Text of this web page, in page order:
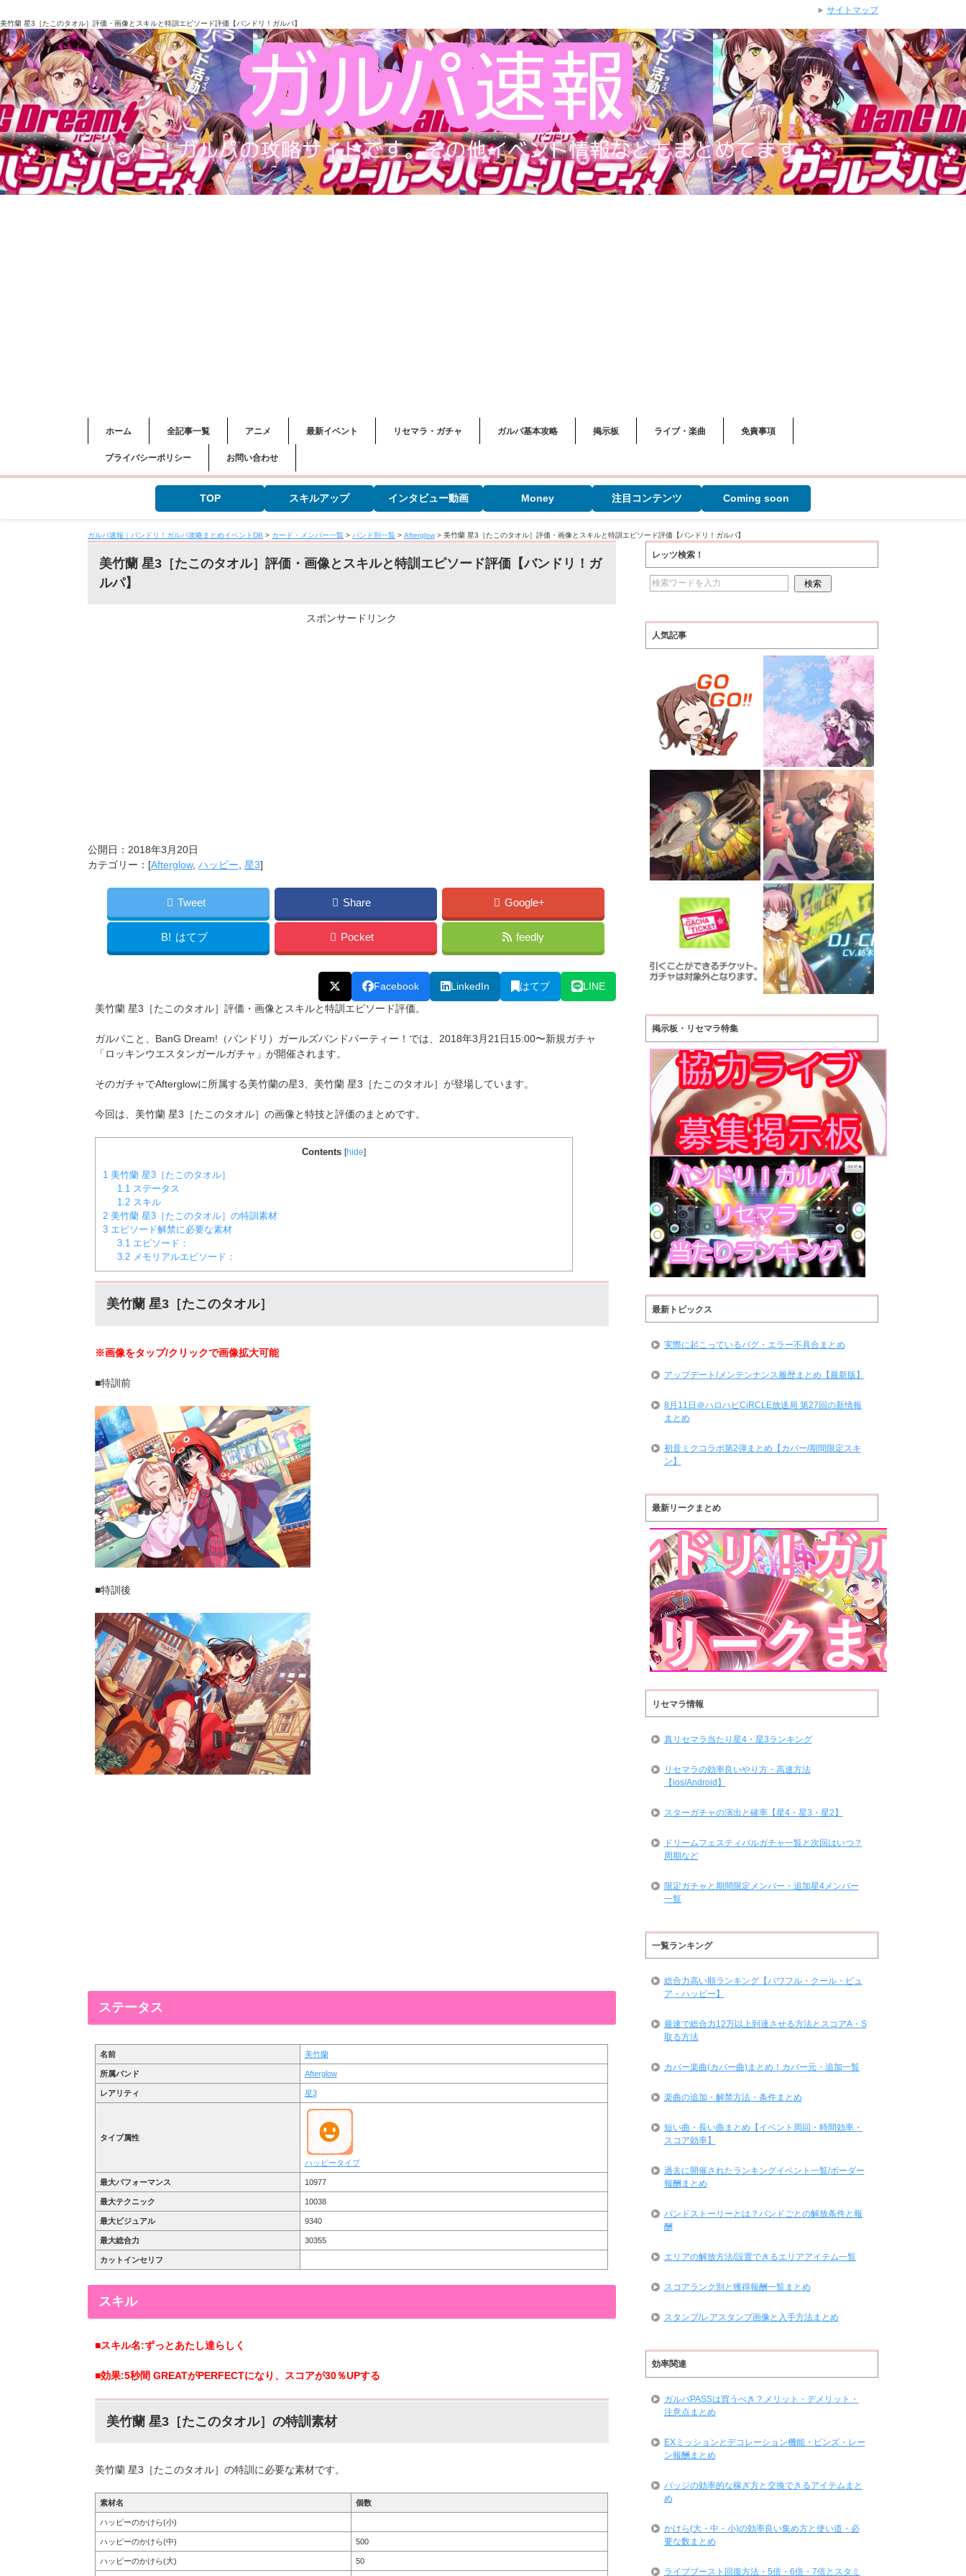
美竹蘭 星3［たこのタオル］評価・画像とスキルと特訓エピソード評価【バンドリ！ガルパ】
ホーム 全記事一覧 アニメ 最新イベント リセマラ・ガチャ ガルパ基本攻略 掲示板 ライブ・楽曲 免責事項
プライバシーポリシー お問い合わせ
TOP スキルアップ インタビュー動画 Money 注目コンテンツ Coming soon
ガルパ速報｜バンドリ！ガルパ攻略まとめイベントDB > カード・メンバー一覧 > バンド別一覧 > Afterglow > 美竹蘭 星3［たこのタオル］評価・画像とスキルと特訓エピソード評価【バンドリ！ガルパ】
美竹蘭 星3［たこのタオル］評価・画像とスキルと特訓エピソード評価【バンドリ！ガ
ルパ】
スポンサードリンク
公開日： 2018年3月20日
カテゴリー：[Afterglow, ハッピー 星3]
Tweet Share Google+
B! はてブ Pocket feedly
Facebook LinkedIn はてブ
LINE
美竹蘭 星3［たこのタオル］評価・画像とスキルと特訓エピソード評価。
ガルパこと、BanG Dream!（バンドリ）ガールズバンドパーティー！では、2018年3月21日15:00〜新規ガチャ
「ロッキンウエスタンガールガチャ」が開催されます。
そのガチャでAfterglowに所属する美竹蘭の星3、美竹蘭 星3［たこのタオル］が登場しています。
今回は、美竹蘭 星3［たこのタオル］の画像と特技と評価のまとめです。
Contents [hide]
1 美竹蘭 星3［たこのタオル］
1.1ステータス
1.2スキル
2 美竹蘭 星3［たこのタオル］の特訓素材
3 エピソード解禁に必要な素材
3.1エピソード：
3.2メモリアルエピソード：
美竹蘭 星3［たこのタオル］
※画像をタップ/クリックで画像拡大可能
■特訓前
■特訓後
ステータス
名前 美竹蘭
所属バンド Afterglow
レアリティ 星3
タイプ属性
ハッピータイプ
最大パフォーマンス 10977
最大テクニック 10038
最大ビジュアル 9340
最大総合力 30355
カットインセリフ
スキル
■スキル名:ずっとあたし達らしく
■効果:5秒間 GREATがPERFECTになり、スコアが30％UPする
美竹蘭 星3［たこのタオル］の特訓素材
美竹蘭 星3［たこのタオル］の特訓に必要な素材です。
素材名 個数
ハッピーのかけら(小)
ハッピーのかけら(中) 500
ハッピーのかけら(大) 50
レッツ検索！
人気記事
掲示板・リセマラ特集
最新トピックス
実際に起こっているバグ・エラー不具合まとめ
アップデート/メンテンナンス履歴まとめ【最新版】
8月11日＠ハロハピCiRCLE放送局 第27回の新情報
まとめ
初音ミクコラボ第2弾まとめ【カバー/期間限定スキ
ン】
最新リークまとめ
リセマラ情報
真リセマラ当たり星4・星3ランキング
リセマラの効率良いやり方・高速方法
【ios/Android】
スターガチャの演出と確率【星4・星3・星2】
ドリームフェスティバルガチャ一覧と次回はいつ？
周期など
限定ガチャと期間限定メンバー・追加星4メンバー
一覧
一覧ランキング
総合力高い順ランキング【パワフル・クール・ピュ
ア・ハッピー】
最速で総合力12万以上到達させる方法とスコアA・S
取る方法
カバー楽曲(カバー曲)まとめ！カバー元・追加一覧
楽曲の追加・解禁方法・条件まとめ
短い曲・長い曲まとめ【イベント周回・時間効率・
スコア効率】
過去に開催されたランキングイベント一覧/ボーダー
報酬まとめ
バンドストーリーとは？バンドごとの解放条件と報
酬
エリアの解放方法/設置できるエリアアイテム一覧
スコアランク別と獲得報酬一覧まとめ
スタンプ/レアスタンプ画像と入手方法まとめ
効率関連
ガルパPASSは買うべき？メリット・デメリット・
注意点まとめ
EXミッションとデコレーション機能・ピンズ・レー
ン報酬まとめ
バッジの効率的な稼ぎ方と交換できるアイテムまと
め
かけら(大・中・小)の効率良い集め方と使い道・必
要な数まとめ
ライブブースト回復方法・5倍・6倍・7倍とスタミ
サイトマップ